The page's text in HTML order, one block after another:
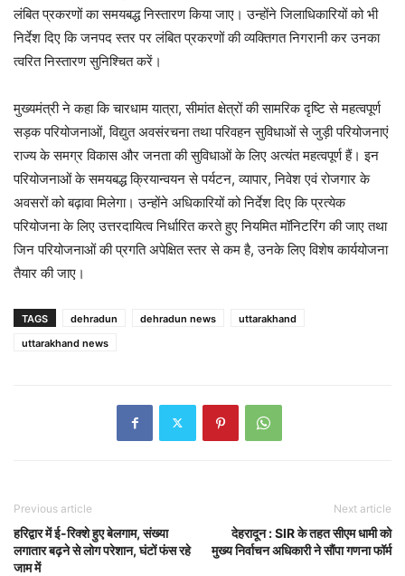
लंबित प्रकरणों का समयबद्ध निस्तारण किया जाए। उन्होंने जिलाधिकारियों को भी
निर्देश दिए कि जनपद स्तर पर लंबित प्रकरणों की व्यक्तिगत निगरानी कर उनका
त्वरित निस्तारण सुनिश्चित करें।
मुख्यमंत्री ने कहा कि चारधाम यात्रा, सीमांत क्षेत्रों की सामरिक दृष्टि से महत्वपूर्ण
सड़क परियोजनाओं, विद्युत अवसंरचना तथा परिवहन सुविधाओं से जुड़ी परियोजनाएं
राज्य के समग्र विकास और जनता की सुविधाओं के लिए अत्यंत महत्वपूर्ण हैं। इन
परियोजनाओं के समयबद्ध क्रियान्वयन से पर्यटन, व्यापार, निवेश एवं रोजगार के
अवसरों को बढ़ावा मिलेगा। उन्होंने अधिकारियों को निर्देश दिए कि प्रत्येक
परियोजना के लिए उत्तरदायित्व निर्धारित करते हुए नियमित मॉनिटरिंग की जाए तथा
जिन परियोजनाओं की प्रगति अपेक्षित स्तर से कम है, उनके लिए विशेष कार्ययोजना
तैयार की जाए।
TAGS dehradun dehradun news
uttarakhand
uttarakhand news
Previous article
हरिद्वार में ई-रिक्शे हुए बेलगाम, संख्या
लगातार बढ़ने से लोग परेशान, घंटों फंस रहे
जाम में
Next article
देहरादून : SIR के तहत सीएम धामी को
मुख्य निर्वाचन अधिकारी ने सौंपा गणना फॉर्म